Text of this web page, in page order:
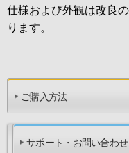
仕様および外観は改良
ります。
ご購入方法
サポート・お問い合わせ